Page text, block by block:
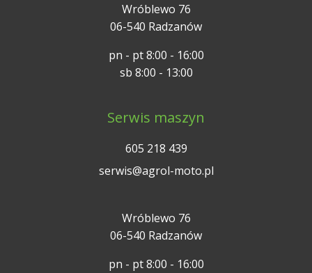
Wróblewo 76
06-540 Radzanów
pn - pt 8:00 - 16:00
sb 8:00 - 13:00
Serwis maszyn
605 218 439
serwis@agrol-moto.pl
Wróblewo 76
06-540 Radzanów
pn - pt 8:00 - 16:00